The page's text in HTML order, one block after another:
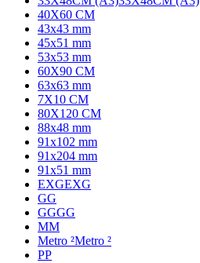
40X60 CM
43x43 mm
45x51 mm
53x53 mm
60X90 CM
63x63 mm
7X10 CM
80X120 CM
88x48 mm
91x102 mm
91x204 mm
91x51 mm
EXGEXG
GG
GGGG
MM
Metro ²Metro ²
PP